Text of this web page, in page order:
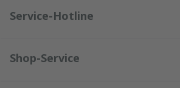
Service-Hotline
Shop-Service